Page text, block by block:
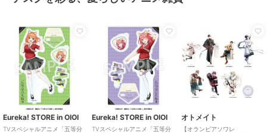
Eureka! STORE in OIOI
TVスペシャルアニメ「五等分
Eureka! STORE in OIOI
TVスペシャルアニメ「五等分
オトメイト
【オランピアソワレ